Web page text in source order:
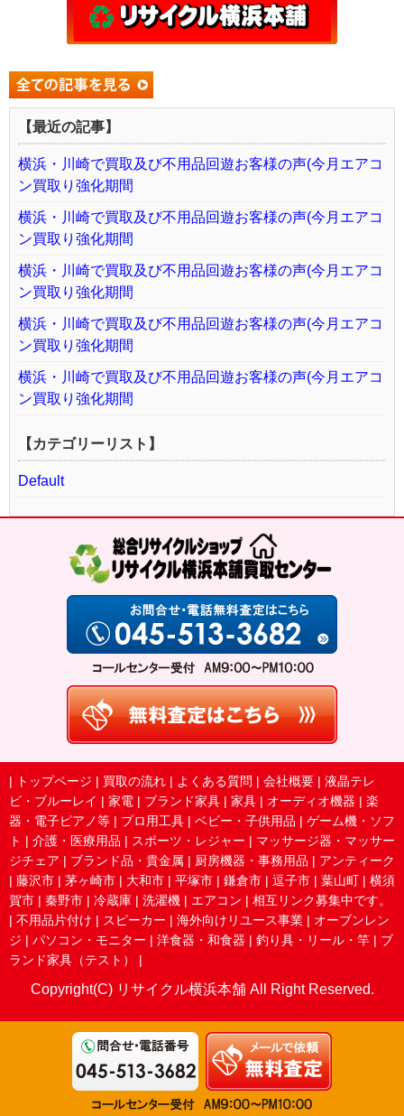
【最近の記事】
横浜・川崎で買取及び不用品回遊お客様の声(今月エアコ
ン買取り強化期間
横浜・川崎で買取及び不用品回遊お客様の声(今月エアコ
ン買取り強化期間
横浜・川崎で買取及び不用品回遊お客様の声(今月エアコ
ン買取り強化期間
横浜・川崎で買取及び不用品回遊お客様の声(今月エアコ
ン買取り強化期間
横浜・川崎で買取及び不用品回遊お客様の声(今月エアコ
ン買取り強化期間
【カテゴリーリスト】
Default
| トップページ | 買取の流れ | よくある質問 | 会社概要 | 液晶テレ
ビ・ブルーレイ | 家電 | ブランド家具 | 家具 | オーディオ機器 | 楽
器・電子ピアノ等 | プロ用工具 | ベビー・子供用品 | ゲーム機・ソフ
ト | 介護・医療用品 | スポーツ・レジャー | マッサージ器・マッサー
ジチェア | ブランド品・貴金属 | 厨房機器・事務用品 | アンティーク
| 藤沢市 | 茅ヶ崎市 | 大和市 | 平塚市 | 鎌倉市 | 逗子市 | 葉山町 | 横須
賀市 | 秦野市 | 冷蔵庫 | 洗濯機 | エアコン | 相互リンク募集中です。
| 不用品片付け | スピーカー | 海外向けリユース事業 | オーブンレン
ジ | パソコン・モニター | 洋食器・和食器 | 釣り具・リール・竿 | ブ
ランド家具（テスト）
|
Copyright(C) リサイクル横浜本舗 All Right Reserved.